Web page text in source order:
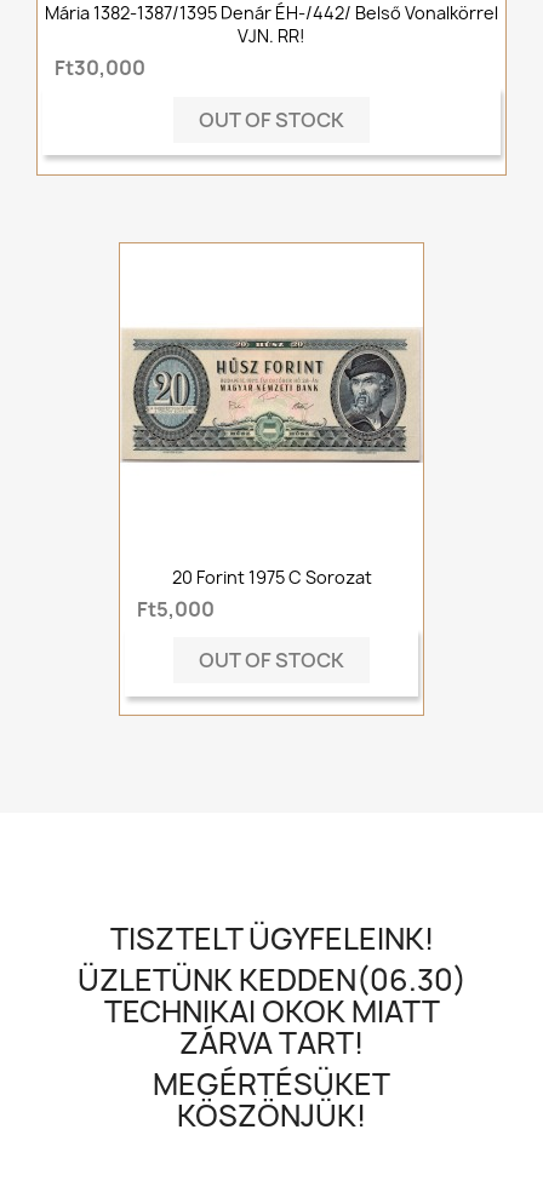
Mária 1382-1387/1395 Denár ÉH-/442/ Belső Vonalkörrel
VJN. RR!
Ft30,000
OUT OF STOCK
20 Forint 1975 C Sorozat
Ft5,000
OUT OF STOCK
TISZTELT ÜGYFELEINK!
ÜZLETÜNK KEDDEN(06.30)
TECHNIKAI OKOK MIATT
ZÁRVA TART!
MEGÉRTÉSÜKET
KÖSZÖNJÜK!